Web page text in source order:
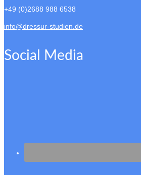
+49 (0)2688 988 6538
info@dressur-studien.de
Social Media